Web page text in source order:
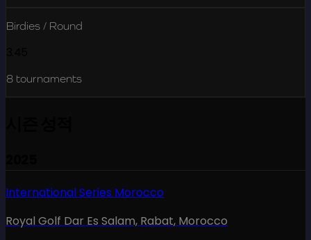
Birdies / Round
8 tournaments
International Series Morocco
Royal Golf Dar Es Salam, Rabat, Morocco